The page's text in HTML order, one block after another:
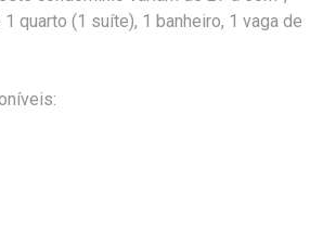
quarto (1 suíte), 1 banheiro, 1 vaga de